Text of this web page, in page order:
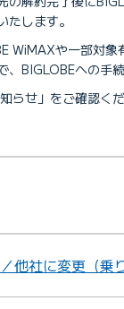
します。
WiMAXや一部対
BIGLOBEへの手
らせ」をご確認くだ
他社に変更（乗